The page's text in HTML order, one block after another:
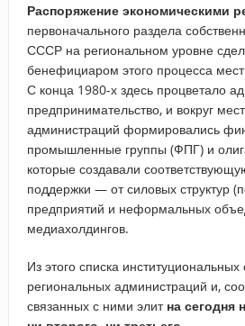
Распоряжение экономическими
первоначального раздела
СССР на региональном уровне
бенефициаром этого процесса
С конца 1980-х здесь процветало
предпринимательство, и вокруг
администраций формировались
промышленные группы (ФПГ) и
которые создавали
поддержки — от силовых структур
предприятий и неформальных
медиахолдингов.
Из этого списка
региональных администраций и,
связанных с ними элит на сегодня